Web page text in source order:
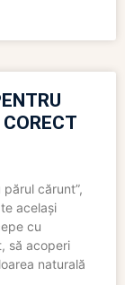
cărunt”,
același
cu
să acoperi
naturală